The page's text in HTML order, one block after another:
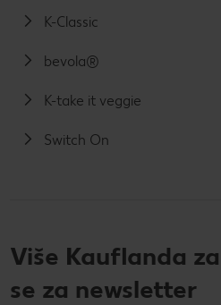
K-Classic
bevola®
K-take it veggie
Switch On
Više Kauflanda
se za newsletter